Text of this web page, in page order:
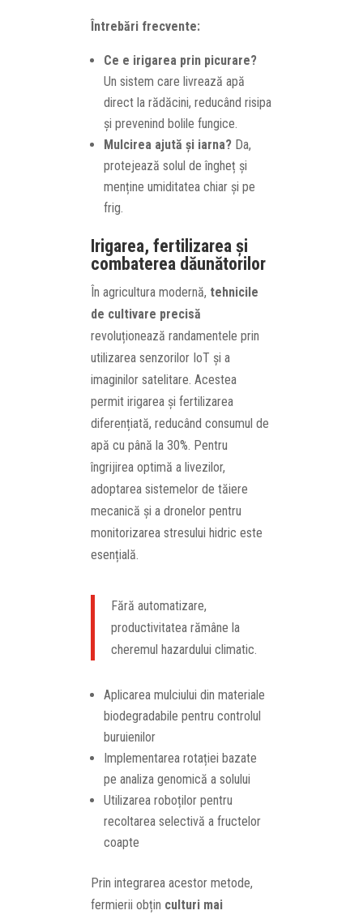
Întrebări frecvente:
Ce e irigarea prin picurare?
Un sistem care livrează apă
direct la rădăcini, reducând risipa
și prevenind bolile fungice.
Mulcirea ajută și iarna? Da,
protejează solul de îngheț și
menține umiditatea chiar și pe
frig.
Irigarea, fertilizarea și
combaterea dăunătorilor
În agricultura modernă, tehnicile
de cultivare precisă
revoluționează randamentele prin
utilizarea senzorilor IoT și a
imaginilor satelitare. Acestea
permit irigarea și fertilizarea
diferențiată, reducând consumul de
apă cu până la 30%. Pentru
îngrijirea optimă a livezilor,
adoptarea sistemelor de tăiere
mecanică și a dronelor pentru
monitorizarea stresului hidric este
esențială.
Fără automatizare,
productivitatea rămâne la
cheremul hazardului climatic.
Aplicarea mulciului din materiale
biodegradabile pentru controlul
buruienilor
Implementarea rotației bazate
pe analiza genomică a solului
Utilizarea roboților pentru
recoltarea selectivă a fructelor
coapte
Prin integrarea acestor metode,
fermierii obțin culturi mai